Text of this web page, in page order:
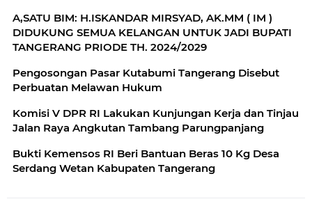
A,SATU BIM: H.ISKANDAR MIRSYAD, AK.MM ( IM )
DIDUKUNG SEMUA KELANGAN UNTUK JADI BUPATI
TANGERANG PRIODE TH. 2024/2029
Pengosongan Pasar Kutabumi Tangerang Disebut
Perbuatan Melawan Hukum
Komisi V DPR RI Lakukan Kunjungan Kerja dan Tinjau
Jalan Raya Angkutan Tambang Parungpanjang
Bukti Kemensos RI Beri Bantuan Beras 10 Kg Desa
Serdang Wetan Kabupaten Tangerang